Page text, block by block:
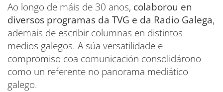
Ao longo de máis de 30 anos, colaborou en
diversos programas da TVG e da Radio Galega,
ademais de escribir columnas en distintos
medios galegos. A súa versatilidade e
compromiso coa comunicación consolidárono
como un referente no panorama mediático
galego.